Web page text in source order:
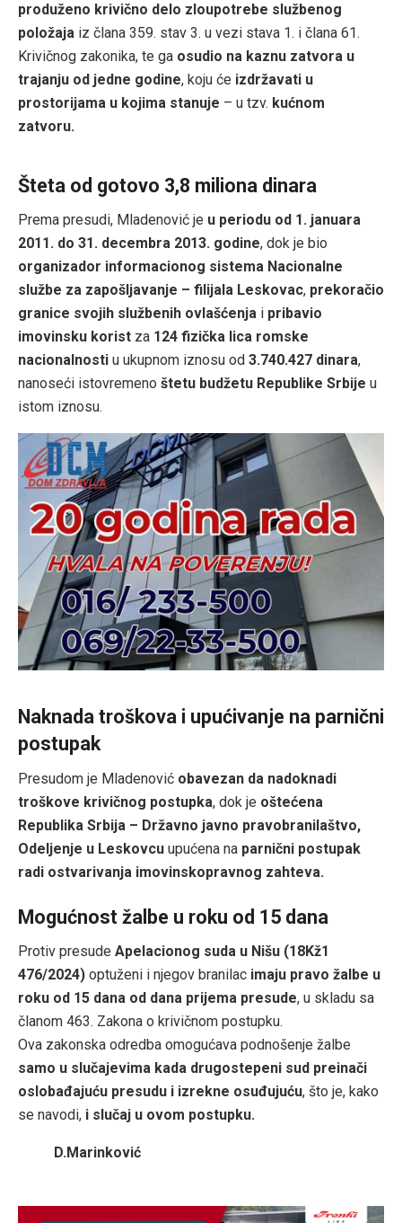
produženo krivično delo zloupotrebe službenog
položaja iz člana 359. stav 3. u vezi stava 1. i člana 61.
Krivičnog zakonika, te ga osudio na kaznu zatvora u
trajanju od jedne godine, koju će izdržavati u
prostorijama u kojima stanuje – u tzv. kućnom
zatvoru.
Šteta od gotovo 3,8 miliona dinara
Prema presudi, Mladenović je u periodu od 1. januara
2011. do 31. decembra 2013. godine, dok je bio
organizador informacionog sistema Nacionalne
službe za zapošljavanje – filijala Leskovac, prekoračio
granice svojih službenih ovlašćenja i pribavio
imovinsku korist za 124 fizička lica romske
nacionalnosti u ukupnom iznosu od 3.740.427 dinara,
nanoseći istovremeno štetu budžetu Republike Srbije u
istom iznosu.
Naknada troškova i upućivanje na parnični
postupak
Presudom je Mladenović obavezan da nadoknadi
troškove krivičnog postupka, dok je oštećena
Republika Srbija – Državno javno pravobranilaštvo,
Odeljenje u Leskovcu upućena na parnični postupak
radi ostvarivanja imovinskopravnog zahteva.
Mogućnost žalbe u roku od 15 dana
Protiv presude Apelacionog suda u Nišu (18Kž1
476/2024) optuženi i njegov branilac imaju pravo žalbe u
roku od 15 dana od dana prijema presude, u skladu sa
članom 463. Zakona o krivičnom postupku.
Ova zakonska odredba omogućava podnošenje žalbe
samo u slučajevima kada drugostepeni sud preinači
oslobađajuću presudu i izrekne osuđujuću, što je, kako
se navodi, i slučaj u ovom postupku.
D.Marinković